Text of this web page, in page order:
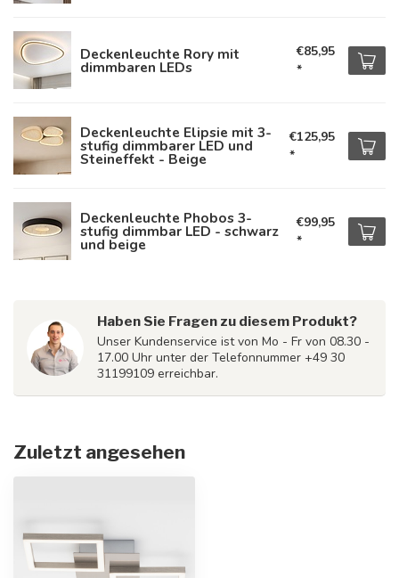
Deckenleuchte Rory mit
dimmbaren LEDs
€85,95
*
Deckenleuchte Elipsie mit 3-
stufig dimmbarer LED und
Steineffekt - Beige
€125,95
*
Deckenleuchte Phobos 3-
stufig dimmbar LED - schwarz
und beige
€99,95
*
Haben Sie Fragen zu diesem Produkt?
Unser Kundenservice ist von Mo - Fr von 08.30 -
17.00 Uhr unter der Telefonnummer +49 30
31199109 erreichbar.
Zuletzt angesehen